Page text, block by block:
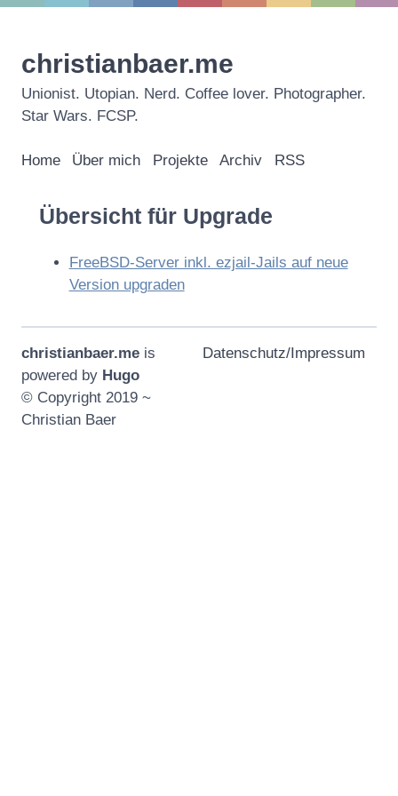
christianbaer.me
Unionist. Utopian. Nerd. Coffee lover. Photographer.
Star Wars. FCSP.
Home Über mich Projekte Archiv RSS
Übersicht für Upgrade
FreeBSD-Server inkl. ezjail-Jails auf neue
Version upgraden
Datenschutz/Impressum
christianbaer.me is
powered by Hugo
© Copyright 2019 ~
Christian Baer